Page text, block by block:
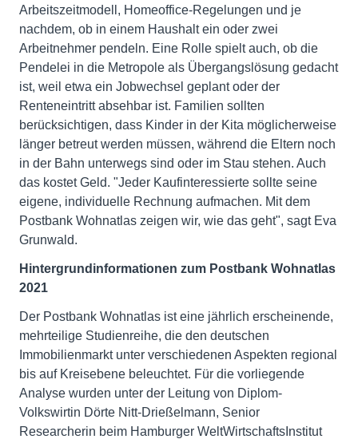
Arbeitszeitmodell, Homeoffice-Regelungen und je
nachdem, ob in einem Haushalt ein oder zwei
Arbeitnehmer pendeln. Eine Rolle spielt auch, ob die
Pendelei in die Metropole als Übergangslösung gedacht
ist, weil etwa ein Jobwechsel geplant oder der
Renteneintritt absehbar ist. Familien sollten
berücksichtigen, dass Kinder in der Kita möglicherweise
länger betreut werden müssen, während die Eltern noch
in der Bahn unterwegs sind oder im Stau stehen. Auch
das kostet Geld. "Jeder Kaufinteressierte sollte seine
eigene, individuelle Rechnung aufmachen. Mit dem
Postbank Wohnatlas zeigen wir, wie das geht", sagt Eva
Grunwald.
Hintergrundinformationen zum Postbank Wohnatlas
2021
Der Postbank Wohnatlas ist eine jährlich erscheinende,
mehrteilige Studienreihe, die den deutschen
Immobilienmarkt unter verschiedenen Aspekten regional
bis auf Kreisebene beleuchtet. Für die vorliegende
Analyse wurden unter der Leitung von Diplom-
Volkswirtin Dörte Nitt-Drießelmann, Senior
Researcherin beim Hamburger WeltWirtschaftsInstitut